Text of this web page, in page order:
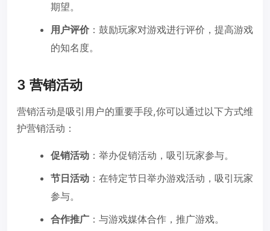
期望。
用户评价：鼓励玩家对游戏进行评价，提高游戏
的知名度。
3 营销活动
营销活动是吸引用户的重要手段,你可以通过以下方式维
护营销活动：
促销活动 ：举办促销活动，吸引玩家参与。
节日活动 ：在特定节日举办游戏活动，吸引玩家
参与。
合作推广 ：与游戏媒体合作，推广游戏。